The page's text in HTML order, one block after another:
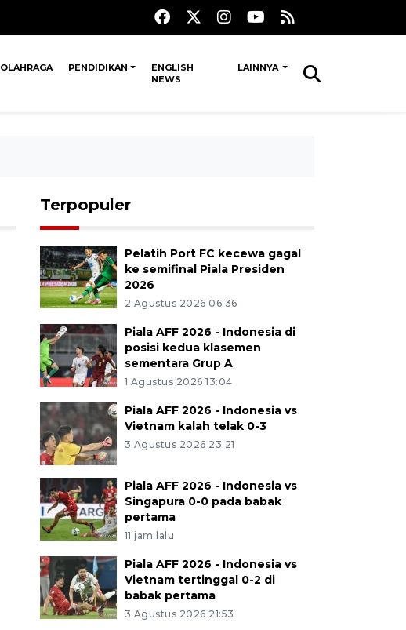
OLAHRAGA PENDIDIKAN
ENGLISH
NEWS
LAINNYA
Terpopuler
Pelatih Port FC kecewa gagal
ke semifinal Piala Presiden
2026
2 Agustus 2026 06:36
Piala AFF 2026 - Indonesia di
posisi kedua klasemen
sementara Grup A
1 Agustus 2026 13:04
Piala AFF 2026 - Indonesia vs
Vietnam kalah telak 0-3
3 Agustus 2026 23:21
Piala AFF 2026 - Indonesia vs
Singapura 0-0 pada babak
pertama
11 jam lalu
Piala AFF 2026 - Indonesia vs
Vietnam tertinggal 0-2 di
babak pertama
3 Agustus 2026 21:53